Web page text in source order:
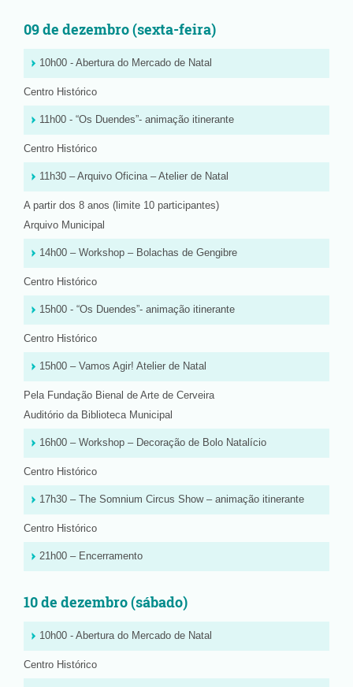
09 de dezembro (sexta-feira)
10h00 - Abertura do Mercado de Natal
Centro Histórico
11h00 - “Os Duendes”- animação itinerante
Centro Histórico
11h30 – Arquivo Oficina – Atelier de Natal
A partir dos 8 anos (limite 10 participantes)
Arquivo Municipal
14h00 – Workshop – Bolachas de Gengibre
Centro Histórico
15h00 - “Os Duendes”- animação itinerante
Centro Histórico
15h00 – Vamos Agir! Atelier de Natal
Pela Fundação Bienal de Arte de Cerveira
Auditório da Biblioteca Municipal
16h00 – Workshop – Decoração de Bolo Natalício
Centro Histórico
17h30 – The Somnium Circus Show – animação itinerante
Centro Histórico
21h00 – Encerramento
10 de dezembro (sábado)
10h00 - Abertura do Mercado de Natal
Centro Histórico